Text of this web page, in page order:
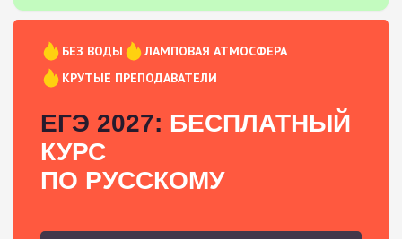
БЕЗ ВОДЫ
ЛАМПОВАЯ АТМОСФЕРА
КРУТЫЕ ПРЕПОДАВАТЕЛИ
ЕГЭ 2027: БЕСПЛАТНЫЙ
КУРС
ПО РУССКОМУ